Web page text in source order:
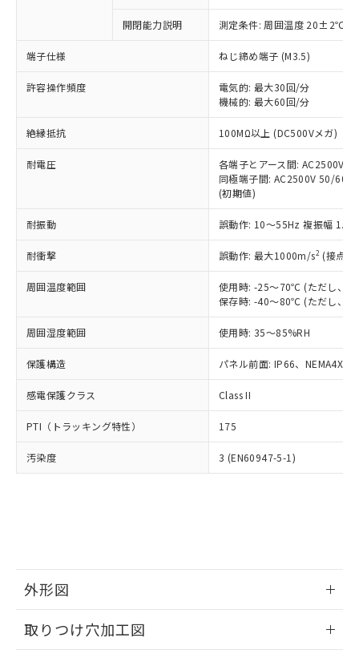
開閉能力説明 測定条件: 周囲温度 20±2℃、
端子仕様 ねじ締め端子 (M3.5)
許容操作頻度
電気的: 最大30回/分
機械的: 最大60回/分
絶縁抵抗 100MΩ以上 (DC500Vメガ)
耐電圧
各端子とアース間: AC2500V
同極端子間: AC2500V 50/
(初期値)
耐振動 誤動作: 10～55Hz 複振幅
耐衝撃 誤動作: 最大1000m/s2 (接点
周囲温度範囲
使用時: -25～70℃ (ただし、氷
保存時: -40～80℃ (ただし、氷
周囲湿度範囲 使用時: 35～85%RH
保護構造 パネル前面: IP66、NEMA4X,
感電保護クラス Class II
PTI（トラッキング特性） 175
汚染度 3 (EN60947-5-1)
外形図
取りつけ穴加工図
以下の条件をお読みいただき、同意のうえ
本サービスは、当社制御機器事業取扱
商品の当社在庫状況および標準価格
(税抜)を提供させていただくもので
当社制御機器事業取扱商品の中には、
本サービスの対象外となる商品もある
ことをご了承ください。
在庫状況および標準価格照会結果は、
記載している更新日時点での社内デー
タに基づき作成されるものであり、閲
覧された時点での実際の在庫および標
準価格とは異なる場合があることをご
正式な納期状況および標準価格はお客
様のお取引先、またはお客様担当のオ
ムロン制御機器販売店・当社販売員に
オムロン制御機器販売店や当社販売拠
販売ネットワーク
」をご確認
ください。
在庫状況および標準価格結果を当社の
事前の承諾なく第三者に漏洩または開
示しないようお願いします。
マイパーツ機能（部品リスト作成サー
および当社の共同利用者が、当社の製
※当社の共同利用者とは、
の共同利用に関して"
の「1.共同利
対応予定なし：EU RoHS指令（10物質）の
定はありません。
調査・確認中：EU RoHS指令（10物質）の
非含有の対応状況を調査中または確認中の
非該当品：ライセンス料など無形物で、有
害物質有無と関係のない商品です。
仕入先様の事情により、非含有部品として
いたものが、含有品と判明した場合などや
むを得ず変更することがあります。
鉛(Pb) 1000ppm以下、 水銀(Hg) 1000ppm以下、 カド
六価クロム(Cr(Ⅵ)) 1000ppm以下、ポリ臭化ビフェニル
類(PBB) 1000ppm以下、ポリ臭化ジフェニルエーテル類
(PBDE) 1000ppm以下、フタル酸ビス(2-エチルヘキシ
ル) (DEHP)(別名：DOP) 1000ppm以下、フタル酸ブチ
ルベンジル（BBP） 1000ppm以下、フタル酸ジブチル
（DBP） 1000ppm以下、フタル酸ジイソブチル
(DIBP) 1000ppm以下
但し、RoHS指令で産業用監視および制御機器に対する
フタル酸エステル類の４物質については閾値を超える意
図的な使用がないことを確認しています。
※2 対応予定月
部品在庫の切り替え状況などにより、予定
月が前後することがあります。
とができます。
EU RoHS指令（10物質）の非含有証明書
※1 中国RoHS○×表
「○」：最大均質材料含有率が中国RoHSの
基準値以下であることを示します。
「×」：最大均質材料含有率が中国RoHSの
基準値を超えていることを示します。
「－」：未確認です。当社販売部門へお問
Cr(Ⅵ)(六価クロム) : 1000ppm、 PBBs(ポリ臭化ビフェ
ニル類) : 1000ppm、 PBDEs(ポリ臭化ジフェニルエーテ
ル類) : 1000ppm、
DBP(フタル酸ジブチル) : 1000ppm、 DIBP(フタル酸ジ
イソブチル) : 1000ppm、 BBP(フタル酸ブチルベンジ
ル) : 1000ppm、
※2 環境保護使用期限
「ｅ」：有害物質（10物質）のすべてが基
準値以下であることを示します。
「10」：通常の使用状況下において有害物
質が外部に漏えいし、環境に深刻な影響を
当社は、これら貴社製品のうち、外国
為替および外国貿易法に定める商品
（以下｢規制貨物等」という）を輸出
または国外への提供する場合は、日本
国政府の輸出許可(または役務取引許
可)を取得するなどの必要な手続きを
当社は規制貨物を破棄する場合は、完
全に破砕するなど、違法に輸出されな
いよう必要な手段を講じます。
当社は貴社製品を、核兵器、ミサイ
ル、化学兵器、生物兵器またはその他
武器並びにこれらの製造装置等に一切
使用いたしません。
当社は、貴社製品を第三者に販売する
場合は、上記1、2および3の内容を当
該第三者に通知します。また当社は、
販売先および販売に係わる関係者が違
法に輸出するおそれがある場合は、取
○ 一定数以上の在庫あり
一定数には満たないが在庫あり
在庫なし(最新の在庫状況につ
いては、お客様のお取引先、ま
たはお客様担当のオムロン制御
機器販売店・当社販売員にご確
認ください)
受注生産機種、また在庫状況の